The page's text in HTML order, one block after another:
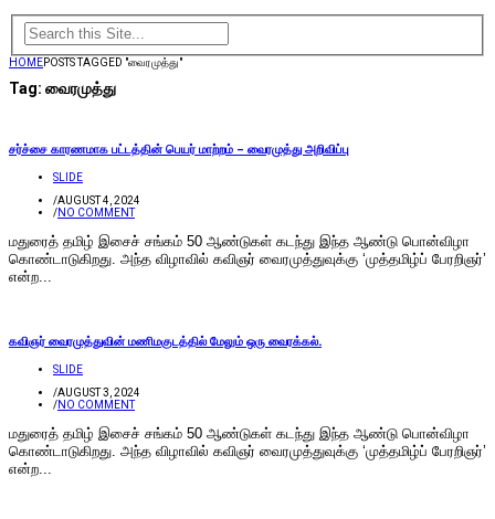
HOMEPOSTS TAGGED "வைரமுத்து"
Tag: வைரமுத்து
சர்ச்சை காரணமாக பட்டத்தின் பெயர் மாற்றம் – வைரமுத்து அறிவிப்பு
SLIDE
/AUGUST 4, 2024
/NO COMMENT
மதுரைத் தமிழ் இசைச் சங்கம் 50 ஆண்டுகள் கடந்து இந்த ஆண்டு பொன்விழா
கொண்டாடுகிறது. அந்த விழாவில் கவிஞர் வைரமுத்துவுக்கு ‘முத்தமிழ்ப் பேரறிஞர்’
என்ற...
கவிஞர் வைரமுத்துவின் மணிமகுடத்தில் மேலும் ஒரு வைரக்கல்.
SLIDE
/AUGUST 3, 2024
/NO COMMENT
மதுரைத் தமிழ் இசைச் சங்கம் 50 ஆண்டுகள் கடந்து இந்த ஆண்டு பொன்விழா
கொண்டாடுகிறது. அந்த விழாவில் கவிஞர் வைரமுத்துவுக்கு ‘முத்தமிழ்ப் பேரறிஞர்’
என்ற...